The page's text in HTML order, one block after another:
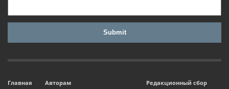
Главная
Авторам
Редакционный сбор